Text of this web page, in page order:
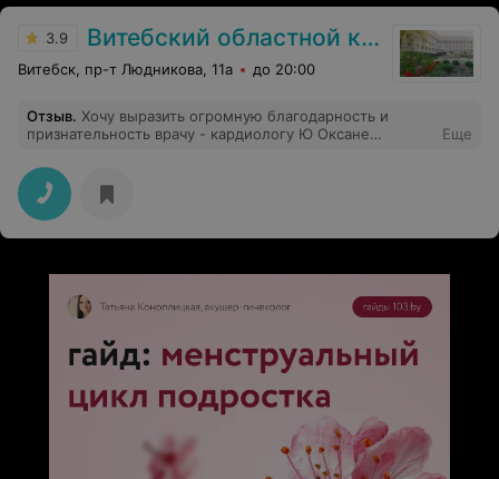
3.9 Витебский областной клинический кардиологический центр
Витебск, пр-т Людникова, 11а до 20:00
Отзыв. Хочу выразить огромную благодарность и
признательность врачу - кардиологу Ю Оксане
отделения Трофименко Татьяне Юрьевне, лечащему
врачу К Анне Дмитриевне за их высокий
профессионализм, внимательное и чуткое отношение
к больным, способность вникать в проблемы
пациентов и решать их. От всей души желаю вам
востребованном труде. Рекомендую руководству
кардиологического центра изыскать возможность
поощрить указанных врачей.
Еще